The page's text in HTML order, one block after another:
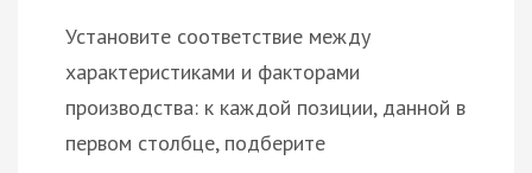
Установите соответствие между
характеристиками и факторами
производства: к каждой позиции, данной в
первом столбце, подберите